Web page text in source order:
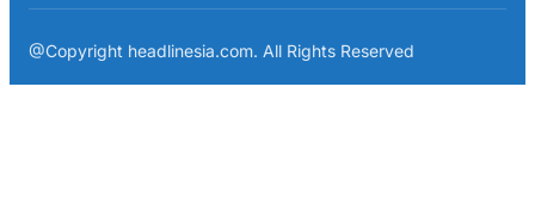
@Copyright headlinesia.com. All Rights Reserved